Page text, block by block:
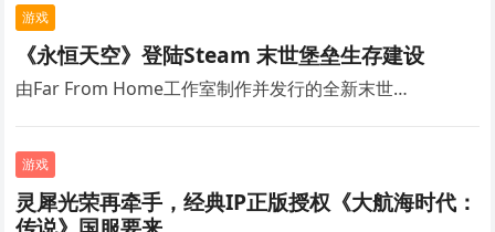
游戏
《永恒天空》登陆Steam 末世堡垒生存建设
由Far From Home工作室制作并发行的全新末世…
游戏
灵犀光荣再牵手，经典IP正版授权《大航海时代：